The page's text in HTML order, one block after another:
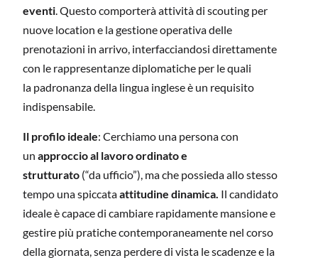
eventi. Questo comporterà attività di scouting per
nuove location e la gestione operativa delle
prenotazioni in arrivo, interfacciandosi direttamente
con le rappresentanze diplomatiche per le quali
la padronanza della lingua inglese è un requisito
indispensabile.
Il profilo ideale: Cerchiamo una persona con
un approccio al lavoro ordinato e
strutturato (“da ufficio”), ma che possieda allo stesso
tempo una spiccataattitudine dinamica. Il candidato
ideale è capace di cambiare rapidamente mansione e
gestire più pratiche contemporaneamente nel corso
della giornata, senza perdere di vista le scadenze e la